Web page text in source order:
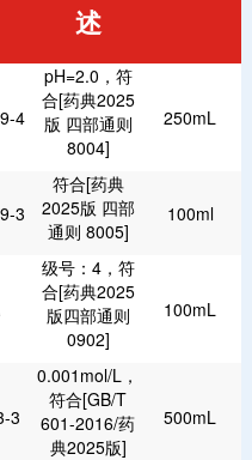
述
4
pH=2.0，符
合[药典2025
版 四部通则
8004]
250mL
3
符合[药典
2025版 四部
通则 8005]
100ml
级号：4，符
合[药典2025
版四部通则
0902]
100mL
3
0.001mol/L，
符合[GB/T
601-2016/药
典2025版]
500mL